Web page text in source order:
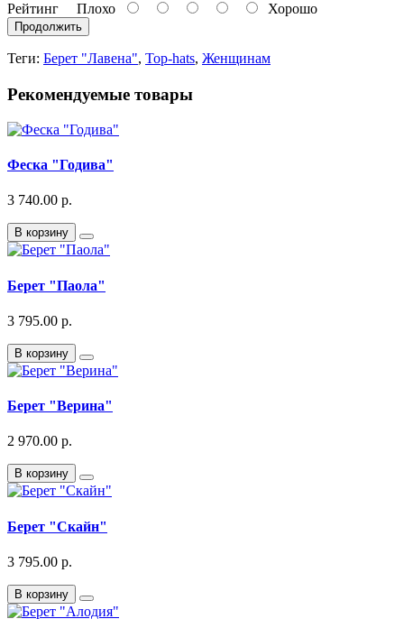
Рейтинг Плохо Хорошо
Продолжить
Теги: Берет "Лавена", Top-hats, Женщинам
Рекомендуемые товары
Феска "Годива"
3 740.00 р.
В корзину
Берет "Паола"
3 795.00 р.
В корзину
Берет "Верина"
2 970.00 р.
В корзину
Берет "Скайн"
3 795.00 р.
В корзину